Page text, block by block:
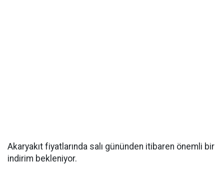
Akaryakıt fiyatlarında salı gününden itibaren önemli bir
indirim bekleniyor.